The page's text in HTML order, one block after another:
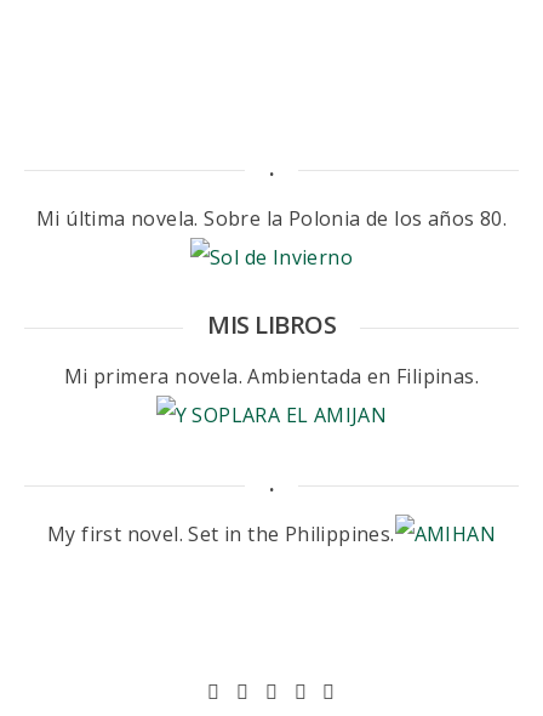
.
Mi última novela. Sobre la Polonia de los años 80.
MIS LIBROS
Mi primera novela. Ambientada en Filipinas.
.
My first novel. Set in the Philippines.